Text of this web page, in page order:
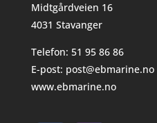
Midtgårdveien 16
4031 Stavanger
Telefon: 51 95 86 86
E-post: post@ebmarine.no
www.ebmarine.no